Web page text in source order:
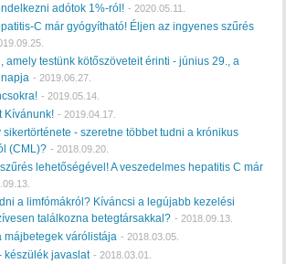
adótok 1%-ról! - 2020.05.11.
C már gyógyítható! Éljen az ingyenes szűrés
amely testünk kötőszöveteit érinti - június 29., a
- 2019.06.27.
- 2019.05.14.
Kívánunk! - 2019.04.17.
sikertörténete - szeretne többet tudni a krónikus
(CML)? - 2018.09.20.
lehetőségével! A veszedelmes hepatitis C már
a limfómákról? Kíváncsi a legújabb kezelési
találkozna betegtársakkal? - 2018.09.13.
májbetegek várólistája - 2018.03.05.
készülék javaslat - 2018.03.01.